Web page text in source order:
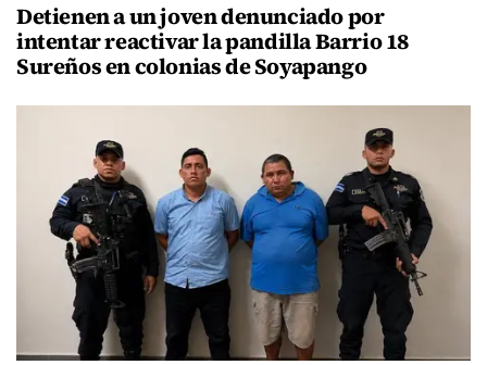
Detienen a un joven denunciado por
intentar reactivar la pandilla Barrio 18
Sureños en colonias de Soyapango